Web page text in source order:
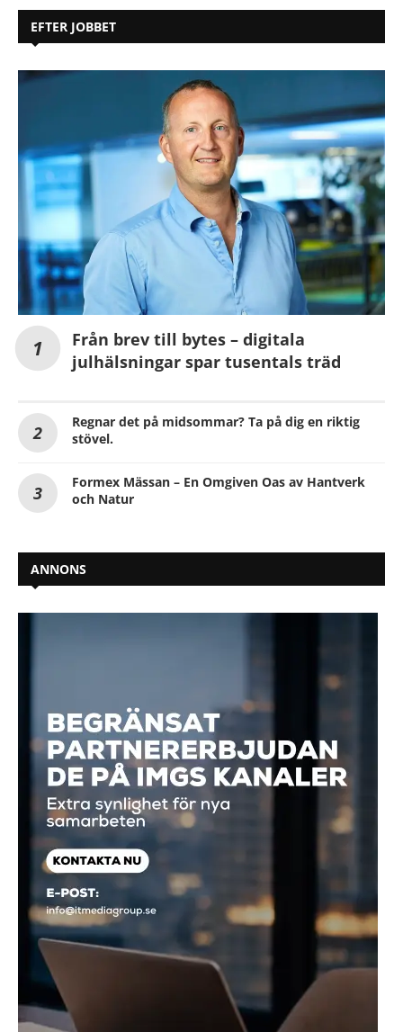
EFTER JOBBET
Från brev till bytes – digitala
julhälsningar spar tusentals träd
Regnar det på midsommar? Ta på dig en riktig
stövel.
Formex Mässan – En Omgiven Oas av Hantverk
och Natur
ANNONS